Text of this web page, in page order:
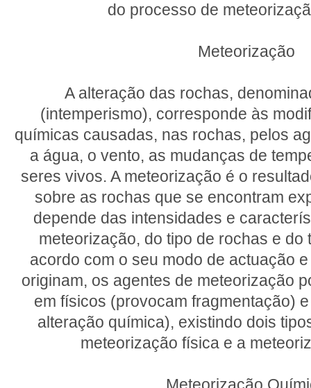
do processo de
Meteorização
A alteração das rochas,
(intemperismo), corresponde às
químicas causadas, nas rochas, pelos
a água, o vento, as mudanças de
seres vivos. A meteorização é o
sobre as rochas que se encontram
depende das intensidades e
meteorização, do tipo de rochas e do
acordo com o seu modo de actuação
originam, os agentes de meteorização
em físicos (provocam fragmentação)
alteração química), existindo dois
meteorização física e a